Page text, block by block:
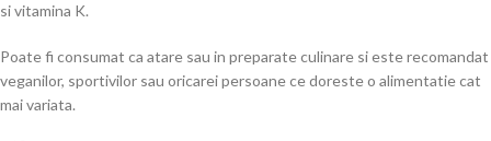
si vitamina K.
Poate fi consumat ca atare sau in preparate culinare si este recomandat
veganilor, sportivilor sau oricarei persoane ce doreste o alimentatie cat
mai variata.